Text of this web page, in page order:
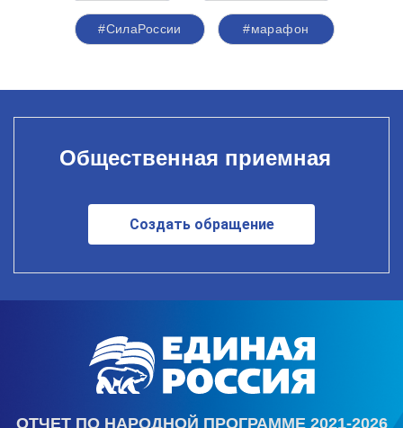
#СилаРоссии #марафон
Общественная приемная
Создать обращение
ОТЧЕТ ПО НАРОДНОЙ ПРОГРАММЕ 2021-2026